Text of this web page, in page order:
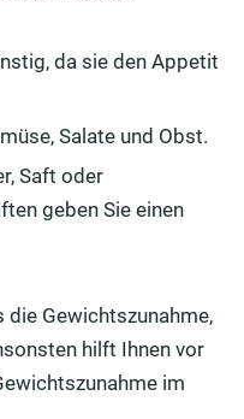
da sie den Appetit
Salate und Obst.
Saft oder
geben Sie einen
Gewichtszunahme,
hilft Ihnen vor
im